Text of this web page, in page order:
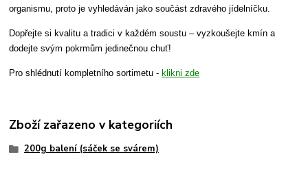
organismu, proto je vyhledáván jako součást zdravého jídelníčku.
Dopřejte si kvalitu a tradici v každém soustu – vyzkoušejte kmín a
dodejte svým pokrmům jedinečnou chuť!
Pro shlédnutí kompletního sortimetu - klikni zde
Zboží zařazeno v kategoriích
200g balení (sáček se svárem)